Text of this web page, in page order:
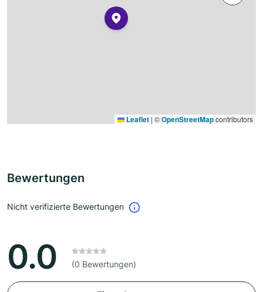
Leaflet | ©OpenStreetMapcontributors
Bewertungen
Nicht verifizierte Bewertungen
0.0 (0 Bewertungen)